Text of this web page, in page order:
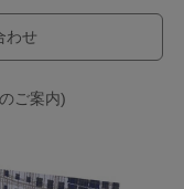
わせ
ご案内)